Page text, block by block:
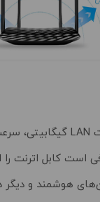
است کابل اترنت را
هوشمند و دیگر